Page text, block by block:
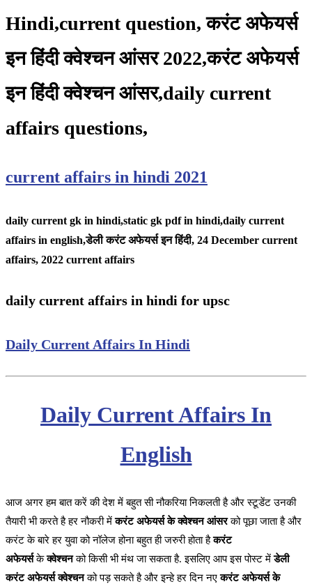
Hindi,current question, करंट अफेयर्स
इन हिंदी क्वेश्चन आंसर 2022,करंट अफेयर्स
इन हिंदी क्वेश्चन आंसर,daily current
affairs questions,
current affairs in hindi 2021
daily current gk in hindi,static gk pdf in hindi,daily current
affairs in english,डेली करंट अफेयर्स इन हिंदी, 24 December current
affairs, 2022 current affairs
daily current affairs in hindi for upsc
Daily Current Affairs In Hindi
Daily Current Affairs In
English
आज अगर हम बात करें की देश में बहुत सी नौकरिया निकलती है और स्टूडेंट उनकी
तैयारी भी करते है हर नौकरी मेंकरंट अफेयर्स के क्वेश्चन आंसरको पूछा जाता है और
करंट के बारे हर युवा को नॉलेज होना बहुत ही जरुरी होता हैकरंट
अफेयर्सकेक्वेश्चनको किसी भी मंथ जा सकता है. इसलिए आप इस पोस्ट मेंडेली
करंट अफेयर्स क्वेश्चनको पड़ सकते है और इन्हे हर दिन नएकरंट अफेयर्स के